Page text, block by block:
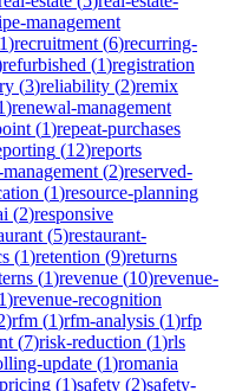
management
1)recruitment (6)recurring-
refurbished (1)registration
(3)reliability (2)remix
)renewal-management
(1)repeat-purchases
(12)reports
(2)reserved-
(1)resource-planning
(2)responsive
(5)restaurant-
(1)retention (9)returns
(1)revenue (10)revenue-
1)revenue-recognition
)rfm (1)rfm-analysis (1)rfp
(7)risk-reduction (1)rls
update (1)romania
(1)safety (2)safety-